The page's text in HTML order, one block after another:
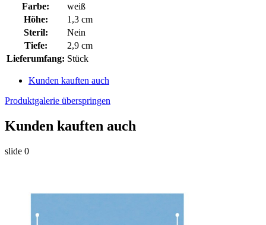
Farbe:
weiß
Höhe:
1,3 cm
Steril:
Nein
Tiefe:
2,9 cm
Lieferumfang: Stück
Kunden kauften auch
Produktgalerie überspringen
Kunden kauften auch
slide 0